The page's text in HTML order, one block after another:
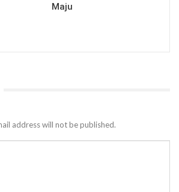
Maju
address will not be published.